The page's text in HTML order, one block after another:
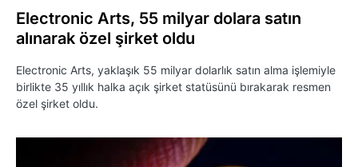
Electronic Arts, 55 milyar dolara satın
alınarak özel şirket oldu
Electronic Arts, yaklaşık 55 milyar dolarlık satın alma işlemiyle
birlikte 35 yıllık halka açık şirket statüsünü bırakarak resmen
özel şirket oldu.